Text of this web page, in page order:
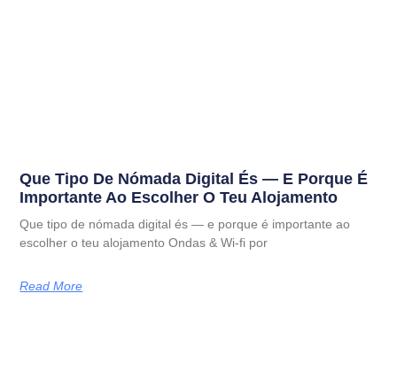
Que Tipo De Nómada Digital És — E Porque É
Importante Ao Escolher O Teu Alojamento
Que tipo de nómada digital és — e porque é importante ao
escolher o teu alojamento Ondas & Wi-fi por
Read More